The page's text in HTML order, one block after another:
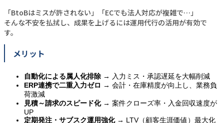
「BtoBはミスが許されない」「ECでも法人対応が複雑で…」
そんな不安を払拭し、成果を上げるには運用代行の活用が有効で
す。
メリット
自動化による属人化排除 → 入力ミス・承認遅延を大幅削減
ERP連携で二重入力ゼロ → 会計・在庫精度が向上し、業務負
荷激減
見積～請求のスピード化→ 案件クローズ率・入金回収速度が
UP
定期発注・サブスク運用強化→ LTV（顧客生涯価値）最大化